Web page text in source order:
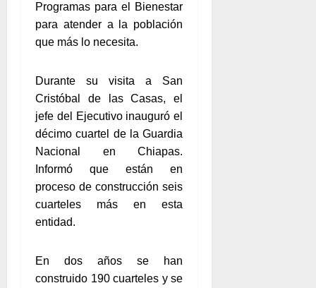
Programas para el Bienestar
para atender a la población
que más lo necesita.
Durante su visita a San
Cristóbal de las Casas, el
jefe del Ejecutivo inauguró el
décimo cuartel de la Guardia
Nacional en Chiapas.
Informó que están en
proceso de construcción seis
cuarteles más en esta
entidad.
En dos años se han
construido 190 cuarteles y se